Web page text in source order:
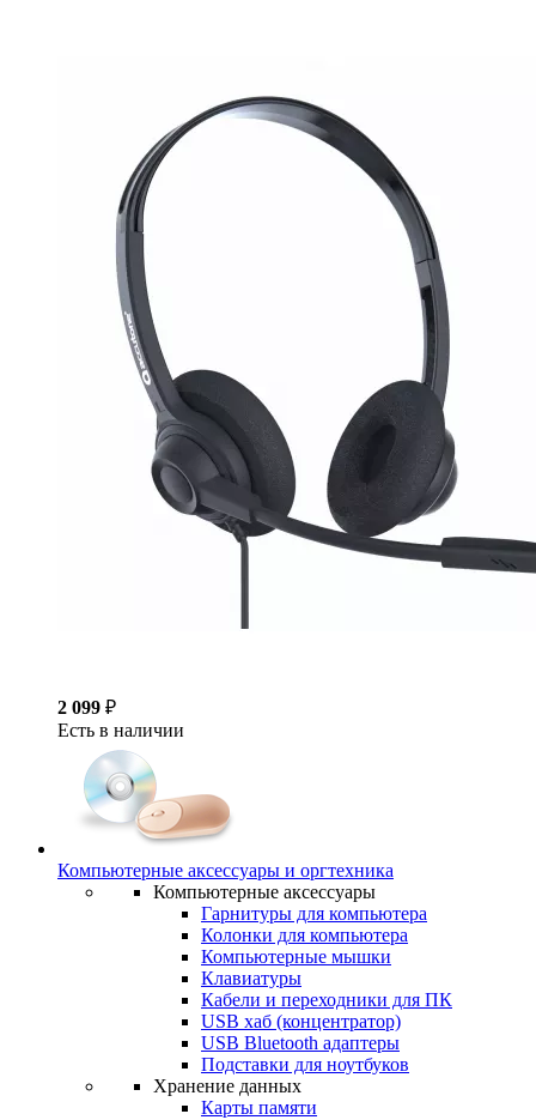
2 099 ₽
Есть в наличии
Компьютерные аксессуары и оргтехника
Компьютерные аксессуары
Гарнитуры для компьютера
Колонки для компьютера
Компьютерные мышки
Клавиатуры
Кабели и переходники для ПК
USB хаб (концентратор)
USB Bluetooth адаптеры
Подставки для ноутбуков
Хранение данных
Карты памяти